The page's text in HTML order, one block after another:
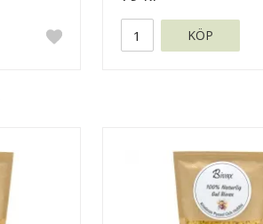
KÖP